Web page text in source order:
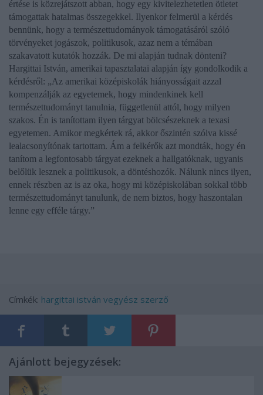
értése is közrejátszott abban, hogy egy kivitelezhetetlen ötletet
támogattak hatalmas összegekkel. Ilyenkor felmerül a kérdés
bennünk, hogy a természettudományok támogatásáról szóló
törvényeket jogászok, politikusok, azaz nem a témában
szakavatott kutatók hozzák. De mi alapján tudnak dönteni?
Hargittai István, amerikai tapasztalatai alapján így gondolkodik a
kérdésről: „Az amerikai középiskolák hiányosságait azzal
kompenzálják az egyetemek, hogy mindenkinek kell
természettudományt tanulnia, függetlenül attól, hogy milyen
szakos. Én is tanítottam ilyen tárgyat bölcsészeknek a texasi
egyetemen. Amikor megkértek rá, akkor őszintén szólva kissé
lealacsonyítónak tartottam. Ám a felkérők azt mondták, hogy én
tanítom a legfontosabb tárgyat ezeknek a hallgatóknak, ugyanis
belőlük lesznek a politikusok, a döntéshozók. Nálunk nincs ilyen,
ennek részben az is az oka, hogy mi középiskolában sokkal több
természettudományt tanulunk, de nem biztos, hogy haszontalan
lenne egy efféle tárgy.”
Címkék: hargittai istván vegyész szerző
Ajánlott bejegyzések: